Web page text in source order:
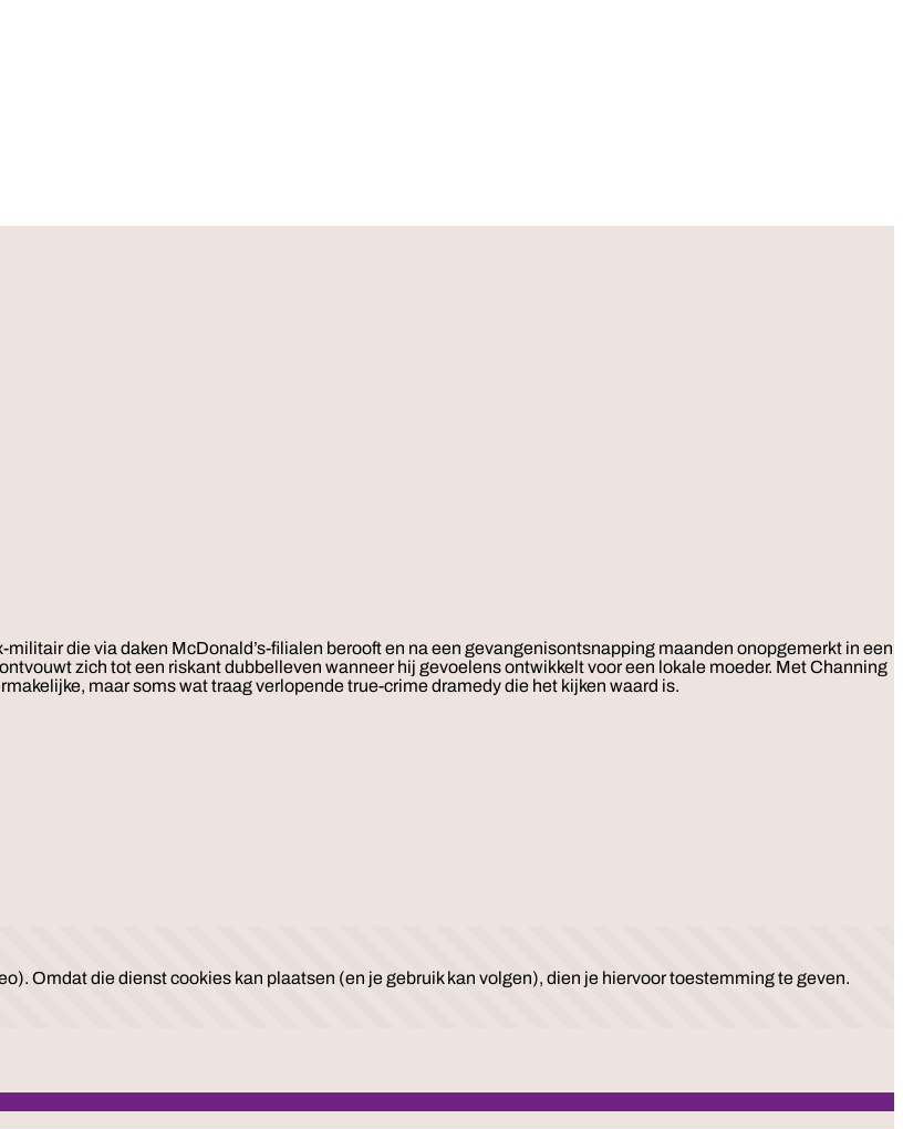
die via daken McDonald’s-filialen berooft en na een gevangenisontsnapping maanden onopgemerkt in een
zich tot een riskant dubbelleven wanneer hij gevoelens ontwikkelt voor een lokale moeder. Met Channing
maar soms wat traag verlopende true-crime dramedy die het kijken waard is.
Omdat die dienst cookies kan plaatsen (en je gebruik kan volgen), dien je hiervoor toestemming te geven.